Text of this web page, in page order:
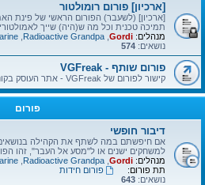
[ארכיון] פורום רומולטור
[ארכיון] (לשעבר) הפורום הראשי של פינת
תמיכה טכנית וכל מה ש(היה) שייך
מנהלים: Gordi
Radioactive Grandpa
נושאים: 574
פורום שותף - VGFreak
קישור לפורום של VGFreak - אתר העוסק בקונסולות, רומים ואמולטורים.
פורום
דיבור חופשי
אם חיפשתם במה לשתף את הקהילה בנושאים
למשחקים ישנים או ל"מסע אל העבר", זהו
מנהלים: Gordi
Radioactive Grandpa
תת פורום:
פורום חידות
נושאים: 643